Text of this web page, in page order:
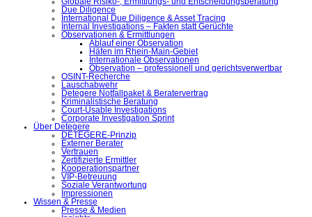
Due Diligence
International Due Diligence & Asset Tracing
Internal Investigations – Fakten statt Gerüchte
Observationen & Ermittlungen
Ablauf einer Observation
Häfen im Rhein-Main-Gebiet
Internationale Observationen
Observation – professionell und gerichtsverwertbar
OSINT-Recherche
Lauschabwehr
Detegere Notfallpaket & Beratervertrag
Kriminalistische Beratung
Court-Usable Investigations
Corporate Investigation Sprint
Über Detegere
DETEGERE-Prinzip
Externer Berater
Vertrauen
Zertifizierte Ermittler
Kooperationspartner
VIP-Betreuung
Soziale Verantwortung
Impressionen
Wissen & Presse
Presse & Medien